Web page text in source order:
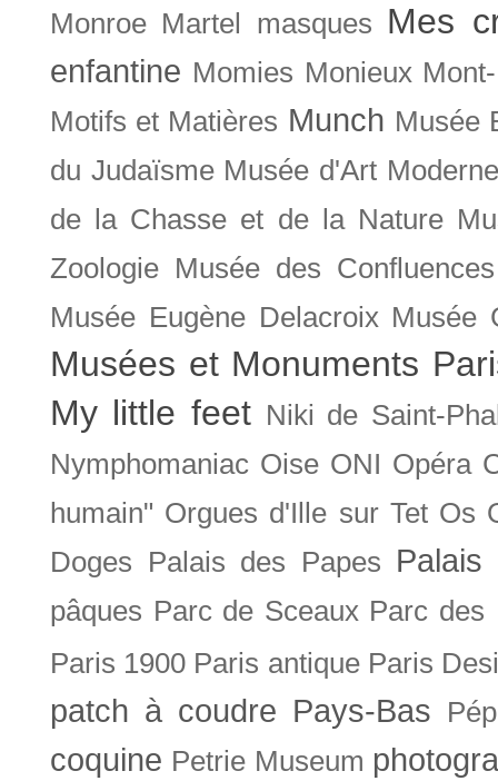
Monroe Martel masques Mes
enfantine Momies Monieux
Motifs et Matières Munch Musée
du Judaïsme Musée d'Art
de la Chasse et de la Nature
Zoologie Musée des Confluences
Musée Eugène Delacroix Musée
Musées et Monuments
My little feet Niki de Saint-
Nymphomaniac Oise ONI Opéra
humain" Orgues d'Ille sur Tet Os
Doges
Palais des Papes Palais
pâques Parc de Sceaux Parc des
Paris 1900 Paris antique Paris
patch à coudre Pays-Bas
coquine Petrie Museum